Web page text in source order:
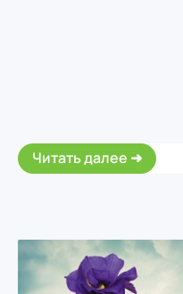
Читать далее